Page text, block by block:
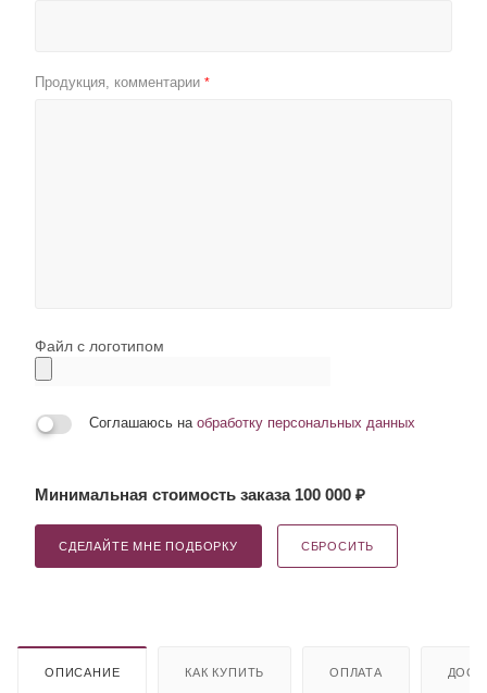
Продукция, комментарии *
Файл с логотипом
Соглашаюсь на обработку персональных данных
Минимальная стоимость заказа 100 000 ₽
СДЕЛАЙТЕ МНЕ ПОДБОРКУ СБРОСИТЬ
ОПИСАНИЕ КАК КУПИТЬ ОПЛАТА